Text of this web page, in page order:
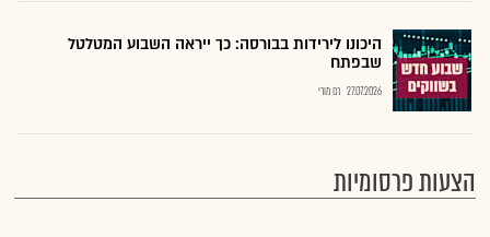
היכונו לירידות בבורסה: כך ייראה השבוע המטלטל
שבפתח
27.07.2026 רם מורי
הצעות פרסומיות